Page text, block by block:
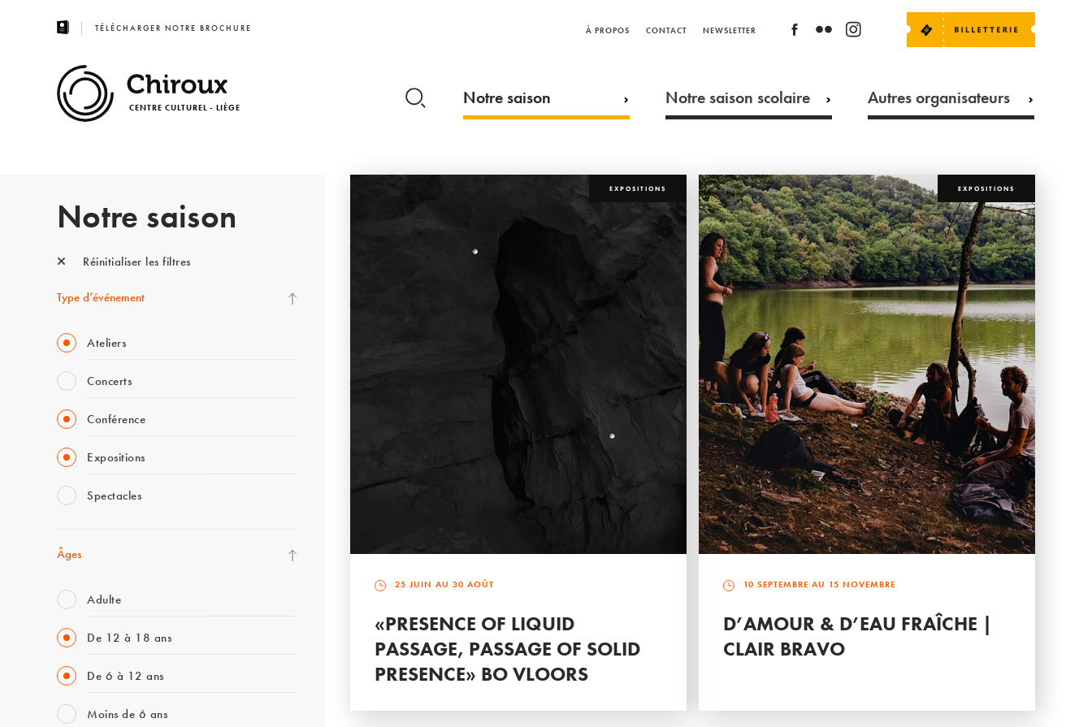
TÉLÉCHARGER NOTRE BROCHURE À PROPOS CONTACT NEWSLETTER
CENTRE CULTUREL - LIÈGE Notre saison Notre saison scolaire Autres organisateurs
Notre saison
Réinitialiser les filtres
Type d’événement
Ateliers
Concerts
Conférence
Expositions
Spectacles
Âges
Adulte
De 12 à 18 ans
De 6 à 12 ans
Moins de 6 ans
EXPOSITIONS
25 JUIN AU 30 AOÛT
«PRESENCE OF LIQUID
PASSAGE, PASSAGE OF SOLID
PRESENCE» BO VLOORS
EXPOSITIONS
10 SEPTEMBRE AU 15 NOVEMBRE
D’AMOUR & D’EAU FRAÎCHE |
CLAIR BRAVO